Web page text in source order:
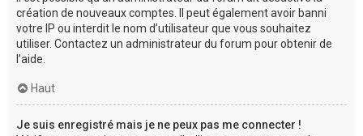
création de nouveaux comptes. Il peut également avoir banni
votre IP ou interdit le nom d’utilisateur que vous souhaitez
utiliser. Contactez un administrateur du forum pour obtenir de
l’aide.
Haut
Je suis enregistré mais je ne peux pas me connecter !